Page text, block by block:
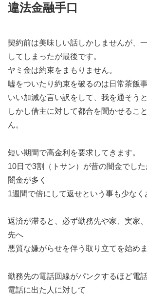
違法金融手口
契約前は美味しい話しかしませんが、
してしまったが最後です。
ヤミ金は約束をまもりません。
嘘をついたり約束を破るのは日常茶飯事
いい加減な言い訳をして、我を通そうと
しかし借主に対して都合を聞かせるこ
ん。
短い期間で高金利を要求してきます。
10日で3割（トサン）が昔の闇金でし
闇金が多く
1週間で倍にして返せという事も少なく
返済が滞ると、必ず勤務先や家、実家
先へ
悪質な嫌がらせを伴う取り立てを始めま
勤務先の電話回線がパンクするほど電
電話に出た人に対して